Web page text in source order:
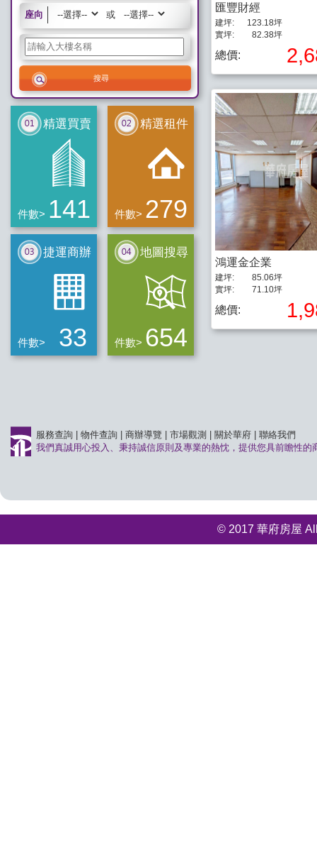
座向 或
精選買賣
件數> 141
精選租件
件數> 279
捷運商辦
件數> 33
地圖搜尋
件數> 654
匯豐財經
建坪:
123.18坪
實坪:
82.38坪
總價:
鴻運金企業
建坪:
85.06坪
實坪:
71.10坪
總價:
服務查詢 物件查詢 商辦導覽 市場觀測 關於華府
聯絡我們
我們真誠用心投入、秉持誠信原則及專業的熱忱，提供您具前瞻性的
© 2017 華府房屋